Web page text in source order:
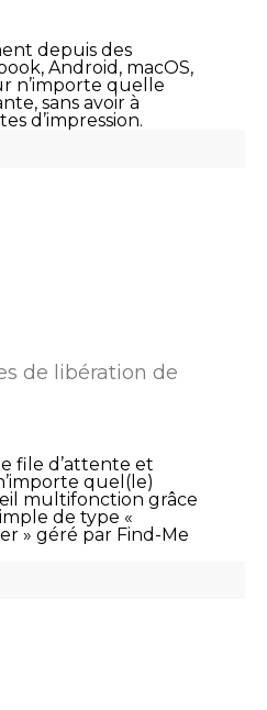
depuis des
Android, macOS,
n’importe quelle
sans avoir à
d’impression.
de libération de
file d’attente et
quel(le)
multifonction grâce
de type «
» géré par Find-Me